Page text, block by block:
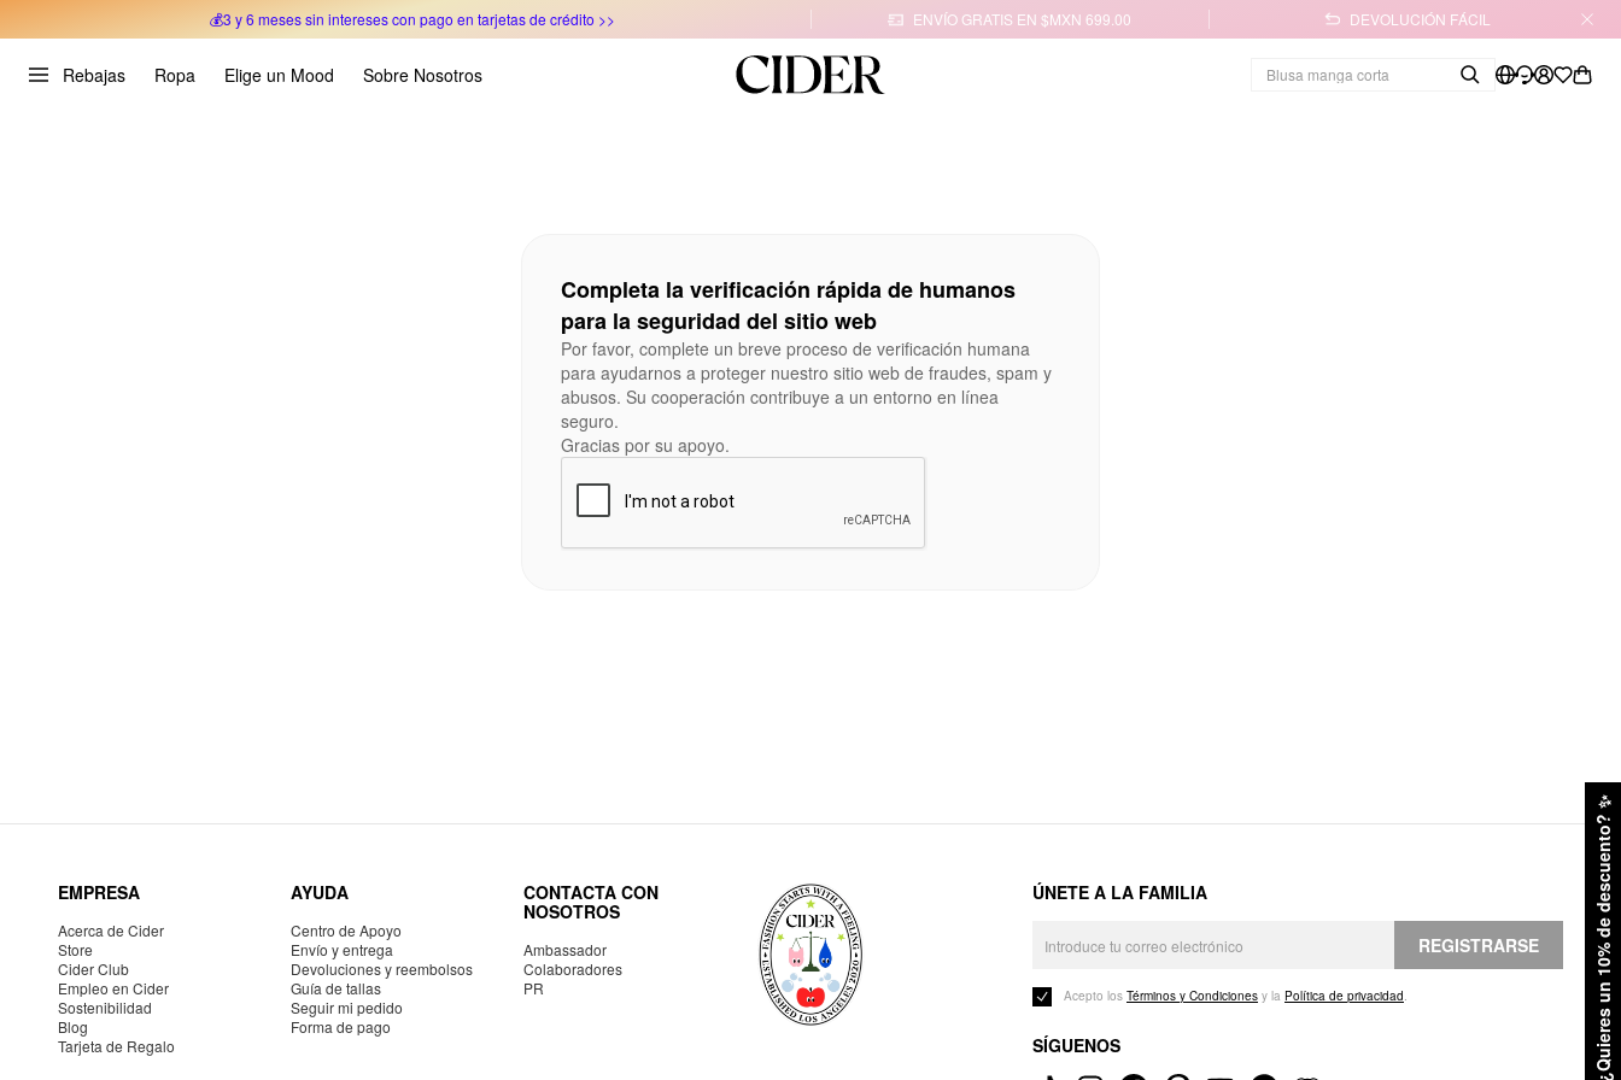
💰3 y 6 meses sin intereses con pago en tarjetas de crédito >>
ENVÍO GRATIS EN $MXN 699.00 DEVOLUCIÓN FÁCIL
Rebajas Ropa Elige un Mood Sobre Nosotros
¿Quieres un 10% de descuento?
✨
Completa la verificación rápida de humanos
para la seguridad del sitio web
Por favor, complete un breve proceso de verificación humana
para ayudarnos a proteger nuestro sitio web de fraudes, spam y
abusos. Su cooperación contribuye a un entorno en línea
seguro.
Gracias por su apoyo.
EMPRESA
Acerca de Cider
Store
Cider Club
Empleo en Cider
Sostenibilidad
Blog
Tarjeta de Regalo
AYUDA
Centro de Apoyo
Envío y entrega
Devoluciones y reembolsos
Guía de tallas
Seguir mi pedido
Forma de pago
CONTACTA CON
NOSOTROS
Ambassador
Colaboradores
PR
ÚNETE A LA FAMILIA
REGISTRARSE
Acepto los Términos y Condiciones y la Política de privacidad.
SÍGUENOS